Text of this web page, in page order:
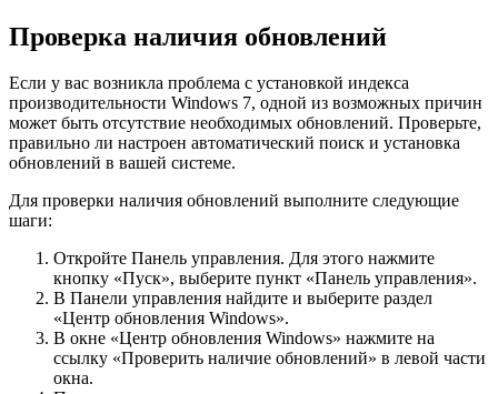
Проверка наличия обновлений
Если у вас возникла проблема с установкой индекса
производительности Windows 7, одной из возможных причин
может быть отсутствие необходимых обновлений. Проверьте,
правильно ли настроен автоматический поиск и установка
обновлений в вашей системе.
Для проверки наличия обновлений выполните следующие
шаги:
Откройте Панель управления. Для этого нажмите
кнопку «Пуск», выберите пункт «Панель управления».
В Панели управления найдите и выберите раздел
«Центр обновления Windows».
В окне «Центр обновления Windows» нажмите на
ссылку «Проверить наличие обновлений» в левой части
окна.